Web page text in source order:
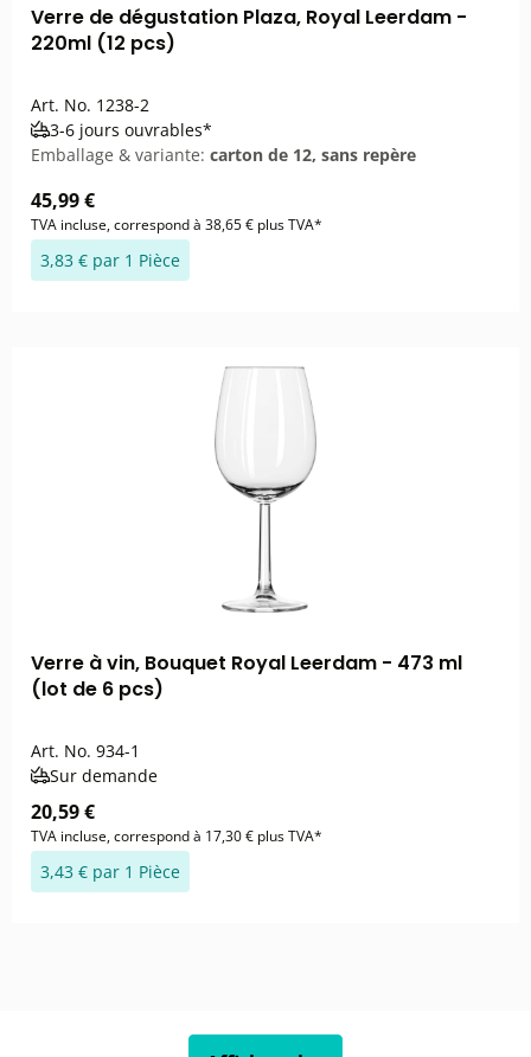
Verre de dégustation Plaza, Royal Leerdam -
220ml (12 pcs)
Art. No. 1238-2
3-6 jours ouvrables*
Emballage & variante: carton de 12, sans repère
45,99 €
TVA incluse, correspond à 38,65 € plus TVA*
3,83 € par 1 Pièce
Verre à vin, Bouquet Royal Leerdam - 473 ml
(lot de 6 pcs)
Art. No. 934-1
Sur demande
20,59 €
TVA incluse, correspond à 17,30 € plus TVA*
3,43 € par 1 Pièce